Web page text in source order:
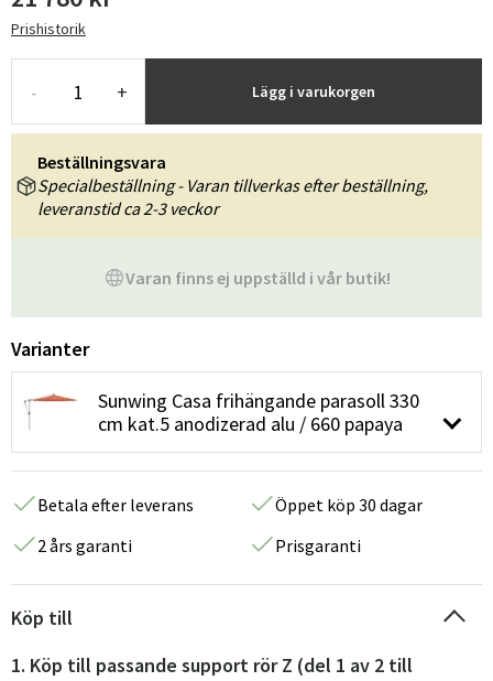
Prishistorik
- + Lägg i varukorgen
Varan finns ej uppställd i vår butik!
Beställningsvara
Specialbeställning - Varan tillverkas efter beställning,
leveranstid ca 2-3 veckor
Varianter
Sunwing Casa frihängande parasoll 330
cm kat.5 anodizerad alu / 660 papaya
Betala efter leverans
Öppet köp 30 dagar
2 års garanti
Prisgaranti
Köp till
1. Köp till passande support rör Z (del 1 av 2 till